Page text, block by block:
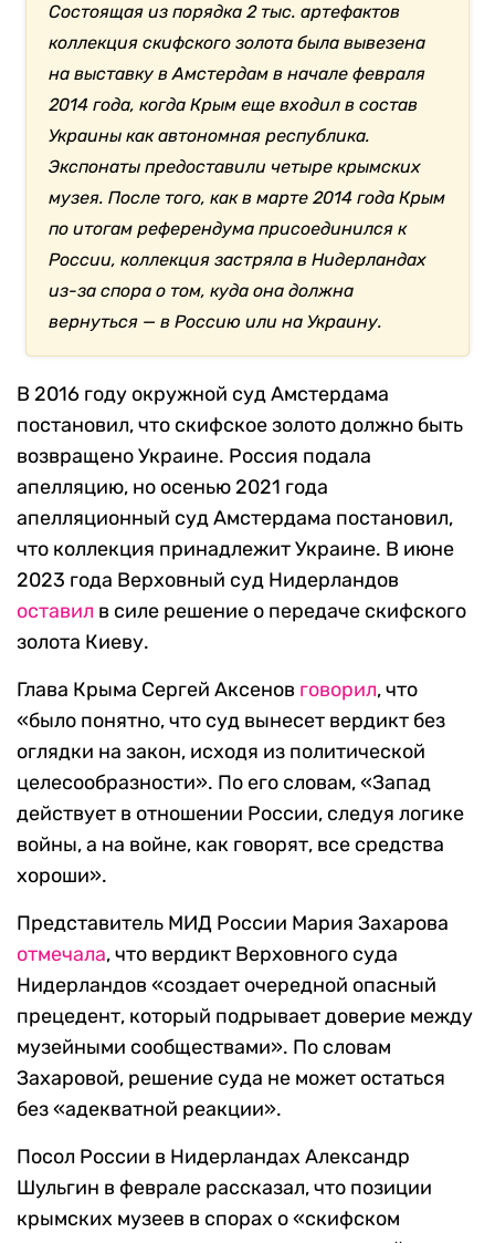
Состоящая из порядка 2 тыс. артефактов
коллекция скифского золота была вывезена
на выставку в Амстердам в начале февраля
2014 года, когда Крым еще входил в состав
Украины как автономная республика.
Экспонаты предоставили четыре крымских
музея. После того, как в марте 2014 года Крым
по итогам референдума присоединился к
России, коллекция застряла в Нидерландах
из-за спора о том, куда она должна
вернуться — в Россию или на Украину.
В 2016 году окружной суд Амстердама
постановил, что скифское золото должно быть
возвращено Украине. Россия подала
апелляцию, но осенью 2021 года
апелляционный суд Амстердама постановил,
что коллекция принадлежит Украине. В июне
2023 года Верховный суд Нидерландов
оставил в силе решение о передаче скифского
золота Киеву.
Глава Крыма Сергей Аксенов говорил, что
«было понятно, что суд вынесет вердикт без
оглядки на закон, исходя из политической
целесообразности». По его словам, «Запад
действует в отношении России, следуя логике
войны, а на войне, как говорят, все средства
хороши».
Представитель МИД России Мария Захарова
отмечала, что вердикт Верховного суда
Нидерландов «создает очередной опасный
прецедент, который подрывает доверие между
музейными сообществами». По словам
Захаровой, решение суда не может остаться
без «адекватной реакции».
Посол России в Нидерландах Александр
Шульгин в феврале рассказал, что позиции
крымских музеев в спорах о «скифском